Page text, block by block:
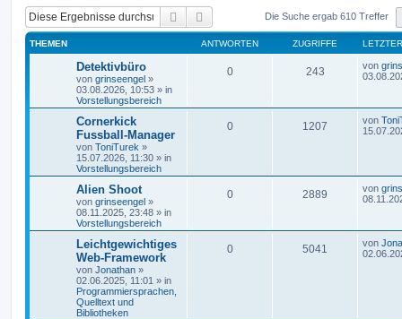
Suche Erweiterte SucheDie Suche ergab 610 Treffer
THEMEN ANTWORTEN ZUGRIFFE
Detektivbüro
von grinseengel »
03.08.2026, 10:53 » in
Vorstellungsbereich
0 243 von
Cornerkick
Fussball-Manager
von ToniTurek »
15.07.2026, 11:30 » in
Vorstellungsbereich
0 1207 von
Alien Shoot
von grinseengel »
08.11.2025, 23:48 » in
Vorstellungsbereich
0 2889 von
Leichtgewichtiges
Web-Framework
von Jonathan »
02.06.2025, 11:01 » in
Programmiersprachen,
Quelltext und
Bibliotheken
0 5041 von